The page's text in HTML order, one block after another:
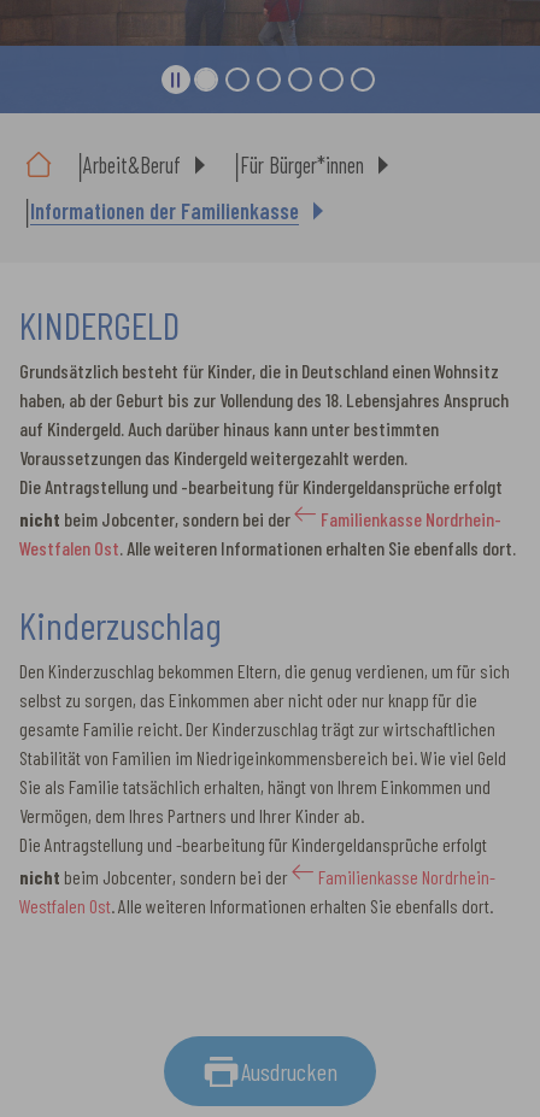
Arbeit&Beruf
Für Bürger*innen
Informationen der Familienkasse
KINDERGELD
Grundsätzlich besteht für Kinder, die in Deutschland einen Wohnsitz
haben, ab der Geburt bis zur Vollendung des 18. Lebensjahres Anspruch
auf Kindergeld. Auch darüber hinaus kann unter bestimmten
Voraussetzungen das Kindergeld weitergezahlt werden.
Die Antragstellung und -bearbeitung für Kindergeldansprüche erfolgt
nicht beim Jobcenter, sondern bei der
Familienkasse Nordrhein-
Westfalen Ost. Alle weiteren Informationen erhalten Sie ebenfalls dort.
Kinderzuschlag
Den Kinderzuschlag bekommen Eltern, die genug verdienen, um für sich
selbst zu sorgen, das Einkommen aber nicht oder nur knapp für die
gesamte Familie reicht. Der Kinderzuschlag trägt zur wirtschaftlichen
Stabilität von Familien im Niedrigeinkommensbereich bei. Wie viel Geld
Sie als Familie tatsächlich erhalten, hängt von Ihrem Einkommen und
Vermögen, dem Ihres Partners und Ihrer Kinder ab.
Die Antragstellung und -bearbeitung für Kindergeldansprüche erfolgt
nicht beim Jobcenter, sondern bei der
Familienkasse Nordrhein-
Westfalen Ost. Alle weiteren Informationen erhalten Sie ebenfalls dort.
Ausdrucken